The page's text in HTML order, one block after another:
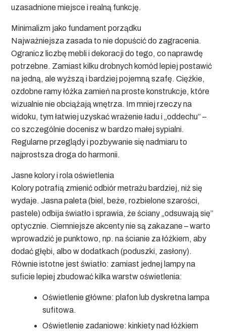
uzasadnione miejsce i realną funkcję.
Minimalizm jako fundament porządku
Najważniejsza zasada to nie dopuścić do zagracenia.
Ogranicz liczbę mebli i dekoracji do tego, co naprawdę
potrzebne. Zamiast kilku drobnych komód lepiej postawić
na jedną, ale wyższą i bardziej pojemną szafę. Ciężkie,
ozdobne ramy łóżka zamień na proste konstrukcje, które
wizualnie nie obciążają wnętrza. Im mniej rzeczy na
widoku, tym łatwiej uzyskać wrażenie ładu i „oddechu” –
co szczególnie docenisz w bardzo małej sypialni.
Regularne przeglądy i pozbywanie się nadmiaru to
najprostsza droga do harmonii.
Jasne kolory i rola oświetlenia
Kolory potrafią zmienić odbiór metrażu bardziej, niż się
wydaje. Jasna paleta (biel, beże, rozbielone szarości,
pastele) odbija światło i sprawia, że ściany „odsuwają się”
optycznie. Ciemniejsze akcenty nie są zakazane – warto
wprowadzić je punktowo, np. na ścianie za łóżkiem, aby
dodać głębi, albo w dodatkach (poduszki, zasłony).
Równie istotne jest światło: zamiast jednej lampy na
suficie lepiej zbudować kilka warstw oświetlenia:
Oświetlenie główne: plafon lub dyskretna lampa
sufitowa.
Oświetlenie zadaniowe: kinkiety nad łóżkiem